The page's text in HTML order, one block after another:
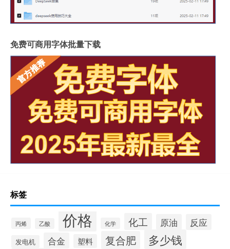
免费可商用字体批量下载
标签
丙烯 乙酸 价格 化学 化工 原油 反应
发电机 合金 塑料 复合肥 多少钱